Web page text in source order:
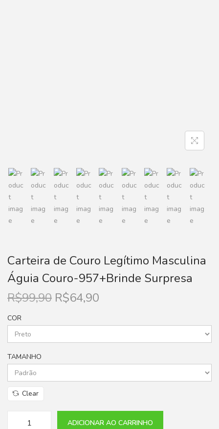
Carteira de Couro Legítimo Masculina
Águia Couro-957+Brinde Surpresa
R$99,90 R$64,90
COR
TAMANHO
Clear
ADICIONAR AO CARRINHO